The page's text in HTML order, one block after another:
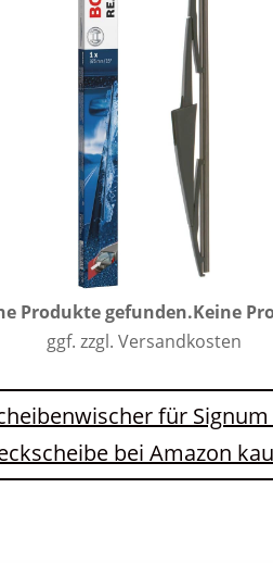
Produkte gefunden.Keine
ggf. zzgl. Versandkosten
für Signum
bei Amazon